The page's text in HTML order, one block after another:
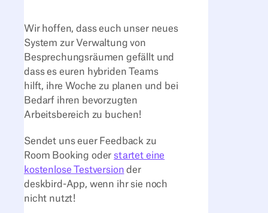
Wir hoffen, dass euch unser neues
System zur Verwaltung von
Besprechungsräumen gefällt und
dass es euren hybriden Teams
hilft, ihre Woche zu planen und bei
Bedarf ihren bevorzugten
Arbeitsbereich zu buchen!
Sendet uns euer Feedback zu
Room Booking oder startet eine
kostenlose Testversion der
deskbird-App, wenn ihr sie noch
nicht nutzt!